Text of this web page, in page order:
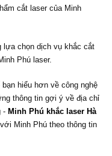
cắt laser của Minh
chọn dịch vụ khắc cắt
Phú laser.
hiểu hơn về công nghệ
thông tin gợi ý về địa chỉ
- Minh Phú khắc laser Hà
Minh Phú theo thông tin